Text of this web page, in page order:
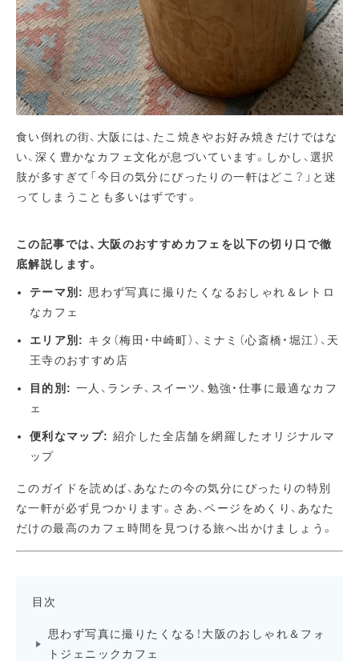
食い倒れの街、大阪には、たこ焼きやお好み焼きだけではな
い、深く豊かなカフェ文化が息づいています。しかし、選択
肢が多すぎて「今日の気分にぴったりの一軒はどこ？」と迷
ってしまうことも多いはずです。
この記事では、大阪のおすすめカフェを以下の切り口で徹
底解説します。
テーマ別: 思わず写真に撮りたくなるおしゃれ＆レトロ
なカフェ
エリア別: キタ（梅田・中崎町）、ミナミ（心斎橋・堀江）、天
王寺のおすすめ店
目的別: 一人、ランチ、スイーツ、勉強・仕事に最適なカフ
ェ
便利なマップ: 紹介した全店舗を網羅したオリジナルマ
ップ
このガイドを読めば、あなたの今の気分にぴったりの特別
な一軒が必ず見つかります。さあ、ページをめくり、あなた
だけの最高のカフェ時間を見つける旅へ出かけましょう。
目次
思わず写真に撮りたくなる！大阪のおしゃれ＆フォ
トジェニックカフェ